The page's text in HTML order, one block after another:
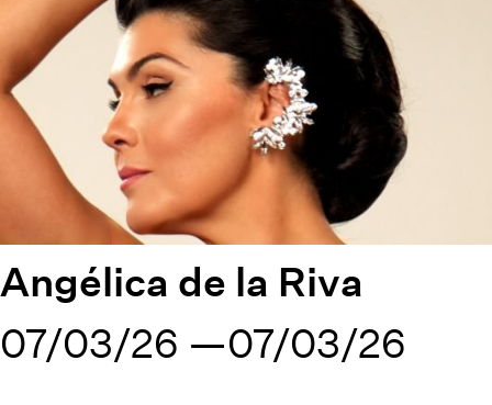
Angélica de la Riva
07/03/26
07/03/26